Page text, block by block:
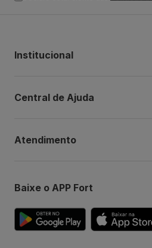
Institucional
Central de Ajuda
Atendimento
Baixe o APP Fort